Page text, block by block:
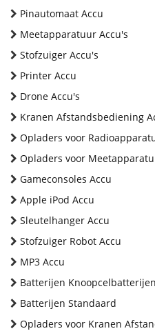
Pinautomaat Accu
Meetapparatuur Accu's
Stofzuiger Accu's
Printer Accu
Drone Accu's
Kranen Afstandsbediening
Opladers voor
Opladers voor
Gameconsoles Accu
Apple iPod Accu
Sleutelhanger Accu
Stofzuiger Robot Accu
MP3 Accu
Batterijen Knoopcelbatterijen
Batterijen Standaard
Opladers voor Kranen